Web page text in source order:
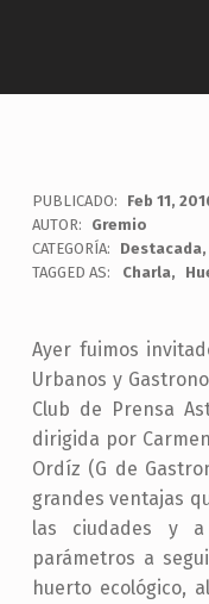
PUBLICADO:
Feb 11,
AUTOR:
Gremio
CATEGORÍA:
Destacada,
TAGGED AS:
Charla
Ayer fuimos
Urbanos y
Club de Prensa
dirigida por
Ordíz (G de
grandes ventajas
las ciudades y
parámetros a
huerto ecológico,